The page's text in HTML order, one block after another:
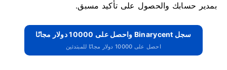
بمدير حسابك والحصول على تأكيد مسبق.
سجل Binarycent واحصل على 10000 دولار مجانًا
احصل على 10000 دولار مجانًا للمبتدئين